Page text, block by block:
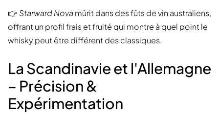
👉 Starward Nova mûrit dans des fûts de vin australiens,
offrant un profil frais et fruité qui montre à quel point le
whisky peut être différent des classiques.
La Scandinavie et l'Allemagne
– Précision &
Expérimentation